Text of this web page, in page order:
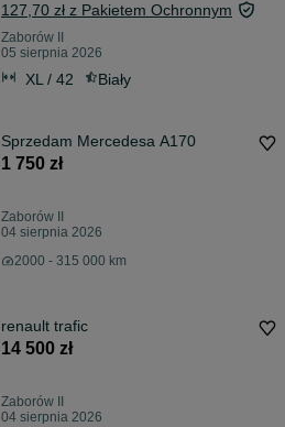
127,70 zł z Pakietem Ochronnym
Zaborów II
05 sierpnia 2026
XL / 42 Biały
Sprzedam Mercedesa A170
1 750 zł
Zaborów II
04 sierpnia 2026
2000 - 315 000 km
renault trafic
14 500 zł
Zaborów II
04 sierpnia 2026